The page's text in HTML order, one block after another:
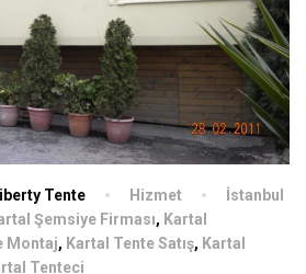
Tente Hizmet
İstanbul
Şemsiye Firması, Kartal
Montaj, Kartal Tente Satış, Kartal
Tenteci